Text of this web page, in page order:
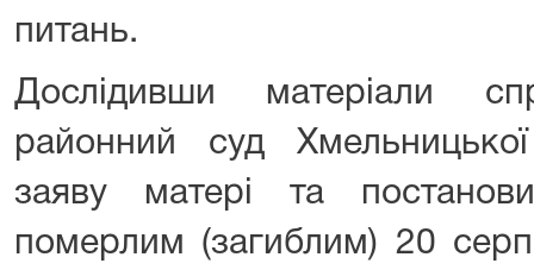
питань.
Дослідивши матеріали
районний суд
заяву матері та
померлим (загиблим) 20